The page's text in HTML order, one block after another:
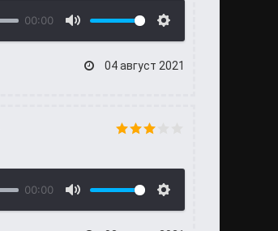
00:00
04 август 2021
00:00